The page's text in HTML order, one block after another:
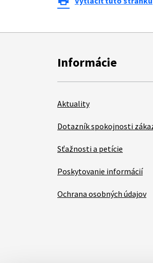
Informácie
Aktuality
Dotazník spokojnosti
Sťažnosti a petície
Poskytovanie informácií
Ochrana osobných údajov